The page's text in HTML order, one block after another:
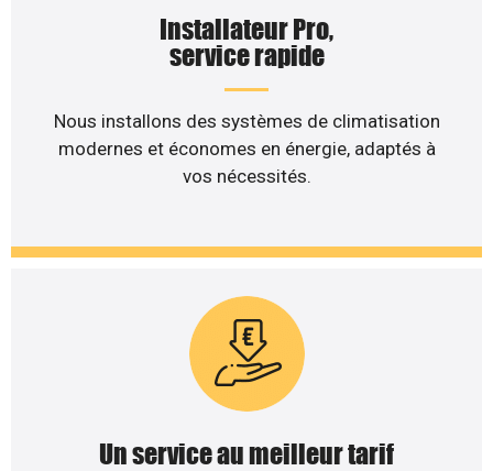
Installateur Pro,
service rapide
Nous installons des systèmes de climatisation
modernes et économes en énergie, adaptés à
vos nécessités.
Un service au meilleur tarif